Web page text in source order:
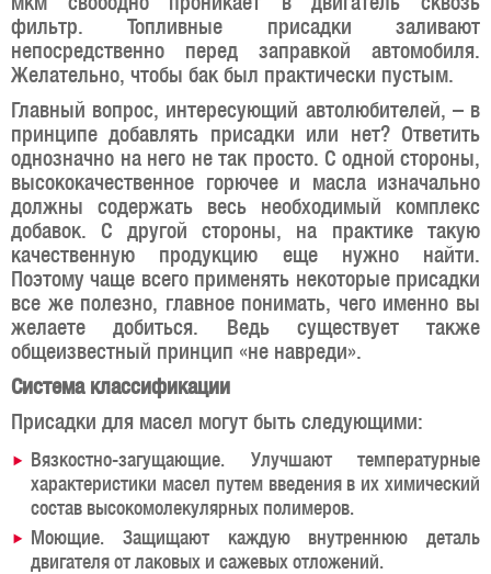
фильтр. Топливные присадки заливают
непосредственно перед заправкой автомобиля.
Желательно, чтобы бак был практически пустым.
Главный вопрос, интересующий автолюбителей, – в
принципе добавлять присадки или нет? Ответить
однозначно на него не так просто. С одной стороны,
высококачественное горючее и масла изначально
должны содержать весь необходимый комплекс
добавок. С другой стороны, на практике такую
качественную продукцию еще нужно найти.
Поэтому чаще всего применять некоторые присадки
все же полезно, главное понимать, чего именно вы
желаете добиться. Ведь существует также
общеизвестный принцип «не навреди».
Система классификации
Присадки для масел могут быть следующими:
Вязкостно-загущающие. Улучшают температурные
характеристики масел путем введения в их химический
состав высокомолекулярных полимеров.
Моющие. Защищают каждую внутреннюю деталь
двигателя от лаковых и сажевых отложений.